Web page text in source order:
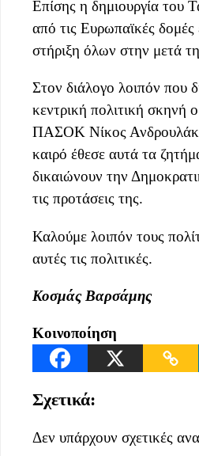
Επίσης η δημιουργία του
από τις Ευρωπαϊκές δομές
στήριξη όλων στην μετά
Στον διάλογο λοιπόν που
κεντρική πολιτική σκηνή
ΠΑΣΟΚ Νίκος
καιρό έθεσε αυτά τα
δικαιώνουν την
τις προτάσεις της.
Καλούμε λοιπόν τους
αυτές τις πολιτικές.
Κοσμάς Βαρσάμης
Κοινοποίηση
Σχετικά:
Δεν υπάρχουν σχετικές